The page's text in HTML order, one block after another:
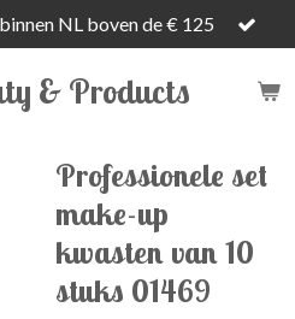
& Products
NL boven de € 125
Professionele set
make-up
kwasten van 10
stuks 01469